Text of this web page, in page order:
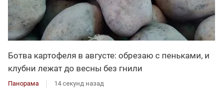
Ботва картофеля в августе: обрезаю с пеньками, и
клубни лежат до весны без гнили
Панорама 14 секунд назад